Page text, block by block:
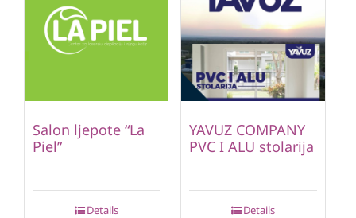
Salon ljepote “La
Piel”
Details
YAVUZ COMPANY
PVC I ALU stolarija
Details